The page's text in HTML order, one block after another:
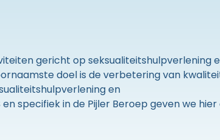
gericht op seksualiteitshulpverlening
doel is de verbetering van
en
specifiek in de Pijler Beroep geven we hier